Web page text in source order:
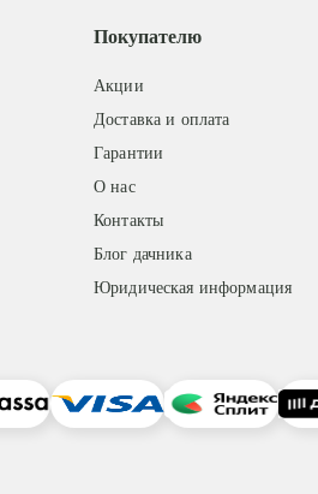
Покупателю
Акции
Доставка и оплата
Гарантии
О нас
Контакты
Блог дачника
Юридическая информация